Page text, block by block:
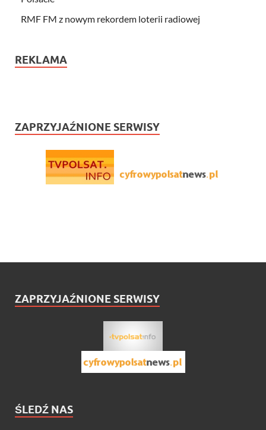
RMF FM z nowym rekordem loterii radiowej
REKLAMA
ZAPRZYJAŹNIONE SERWISY
ZAPRZYJAŹNIONE SERWISY
ŚLEDŹ NAS